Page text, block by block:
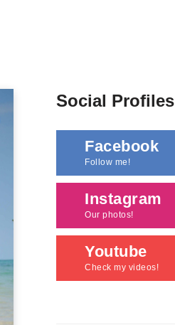
Social Profiles
Facebook
Follow me!
Instagram
Our photos!
Youtube
Check my videos!